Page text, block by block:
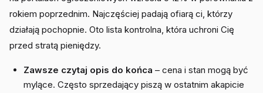
rokiem poprzednim. Najczęściej padają ofiarą ci, którzy
działają pochopnie. Oto lista kontrolna, która uchroni Cię
przed stratą pieniędzy.
Zawsze czytaj opis do końca – cena i stan mogą być
mylące. Często sprzedający piszą w ostatnim akapicie